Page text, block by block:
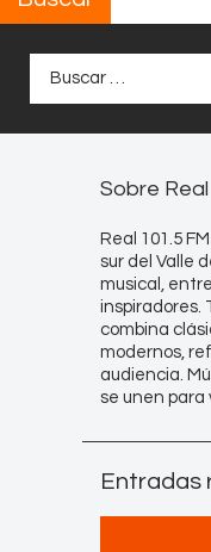
Sobre Real
Real 101.5
sur del Valle
musical,
inspiradores.
combina
modernos,
audiencia.
se unen para
Entradas